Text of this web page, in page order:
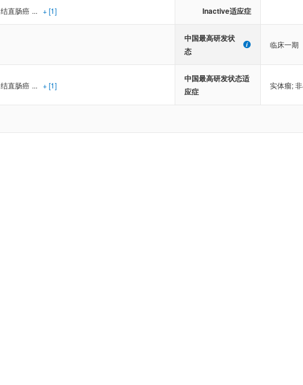
结直肠癌 ... + [1] Inactive适应症
中国最高研发状
态
临床一期
结直肠癌 ... + [1]
中国最高研发状态适
应症
实体瘤;